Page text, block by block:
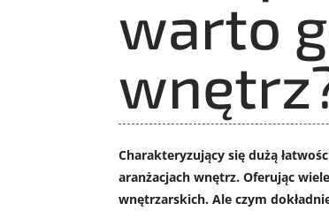
warto
Charakteryzujący się dużą
aranżacjach wnętrz. Oferując
wnętrzarskich. Ale czym